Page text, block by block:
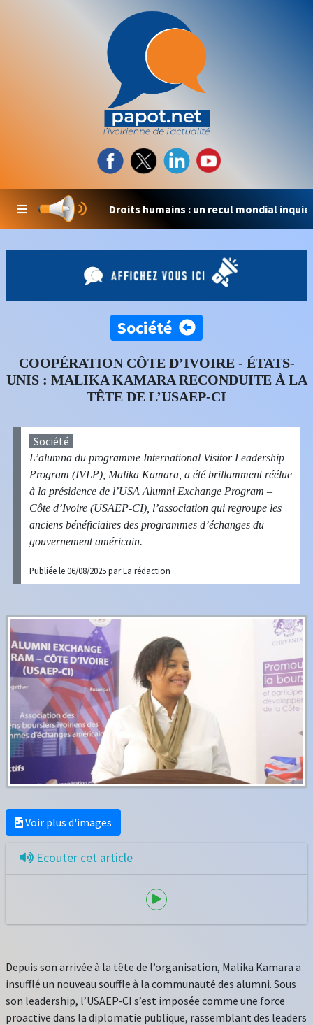
Droits humains : un recul mondial
Société
COOPÉRATION CÔTE D’IVOIRE - ÉTATS-
UNIS : MALIKA KAMARA RECONDUITE À LA
TÊTE DE L’USAEP-CI
Société
L’alumna du programme International Visitor Leadership
Program (IVLP), Malika Kamara, a été brillamment réélue
à la présidence de l’USA Alumni Exchange Program –
Côte d’Ivoire (USAEP-CI), l’association qui regroupe les
anciens bénéficiaires des programmes d’échanges du
gouvernement américain.
Publiée le 06/08/2025 par La rédaction
Voir plus d'images
Ecouter cet article
Depuis son arrivée à la tête de l’organisation, Malika Kamara a
insufflé un nouveau souffle à la communauté des alumni. Sous
son leadership, l’USAEP-CI s’est imposée comme une force
proactive dans la diplomatie publique, rassemblant des leaders